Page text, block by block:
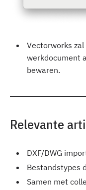
Vectorworks
werkdocument
bewaren.
Relevante
DXF/DWG
Bestandstypes
Samen met